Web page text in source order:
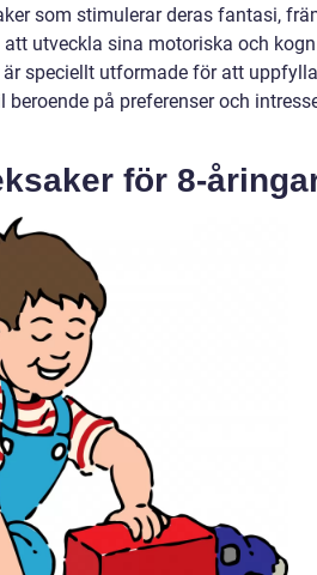
som stimulerar deras fantasi,
utveckla sina motoriska och
speciellt utformade för att
på preferenser och
för 8-